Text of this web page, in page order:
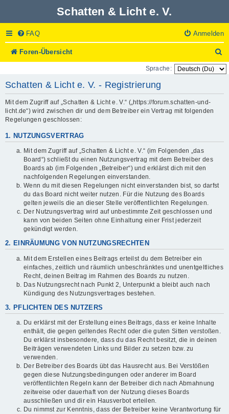
Schatten & Licht e. V.
FAQ Anmelden
Foren-Übersicht
u
c
Sprache:
Schatten & Licht e. V. - Registrierung
Mit dem Zugriff auf „Schatten & Licht e. V.“ („https://forum.schatten-und-
licht.de“) wird zwischen dir und dem Betreiber ein Vertrag mit folgenden
Regelungen geschlossen:
1. NUTZUNGSVERTRAG
Mit dem Zugriff auf „Schatten & Licht e. V.“ (im Folgenden „das
Board“) schließt du einen Nutzungsvertrag mit dem Betreiber des
Boards ab (im Folgenden „Betreiber“) und erklärst dich mit den
nachfolgenden Regelungen einverstanden.
Wenn du mit diesen Regelungen nicht einverstanden bist, so darfst
du das Board nicht weiter nutzen. Für die Nutzung des Boards
gelten jeweils die an dieser Stelle veröffentlichten Regelungen.
Der Nutzungsvertrag wird auf unbestimmte Zeit geschlossen und
kann von beiden Seiten ohne Einhaltung einer Frist jederzeit
gekündigt werden.
2. EINRÄUMUNG VON NUTZUNGSRECHTEN
Mit dem Erstellen eines Beitrags erteilst du dem Betreiber ein
einfaches, zeitlich und räumlich unbeschränktes und unentgeltliches
Recht, deinen Beitrag im Rahmen des Boards zu nutzen.
Das Nutzungsrecht nach Punkt 2, Unterpunkt a bleibt auch nach
Kündigung des Nutzungsvertrages bestehen.
3. PFLICHTEN DES NUTZERS
Du erklärst mit der Erstellung eines Beitrags, dass er keine Inhalte
enthält, die gegen geltendes Recht oder die guten Sitten verstoßen.
Du erklärst insbesondere, dass du das Recht besitzt, die in deinen
Beiträgen verwendeten Links und Bilder zu setzen bzw. zu
verwenden.
Der Betreiber des Boards übt das Hausrecht aus. Bei Verstößen
gegen diese Nutzungsbedingungen oder anderer im Board
veröffentlichten Regeln kann der Betreiber dich nach Abmahnung
zeitweise oder dauerhaft von der Nutzung dieses Boards
ausschließen und dir ein Hausverbot erteilen.
Du nimmst zur Kenntnis, dass der Betreiber keine Verantwortung für